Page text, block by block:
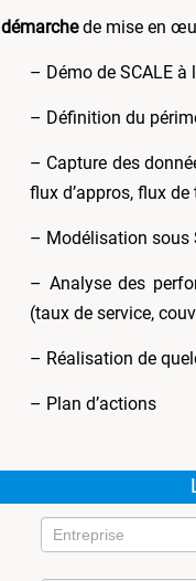
démarchede mise en
– Démo de SCALE à
– Définition du
– Capture des
flux d’appros, flux
– Modélisation sous
– Analyse des
(taux de service,
– Réalisation de
– Plan d’actions